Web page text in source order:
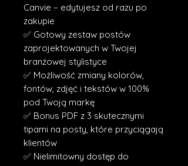
Canvie – edytujesz od razu po
zakupie
✅ Gotowy zestaw postów
zaprojektowanych w Twojej
branżowej stylistyce
✅ Możliwość zmiany kolorów,
fontów, zdjęć i tekstów w 100%
pod Twoją markę
✅ Bonus PDF z 3 skutecznymi
tipami na posty, które przyciągają
klientów
✅ Nielimitowny dostęp do